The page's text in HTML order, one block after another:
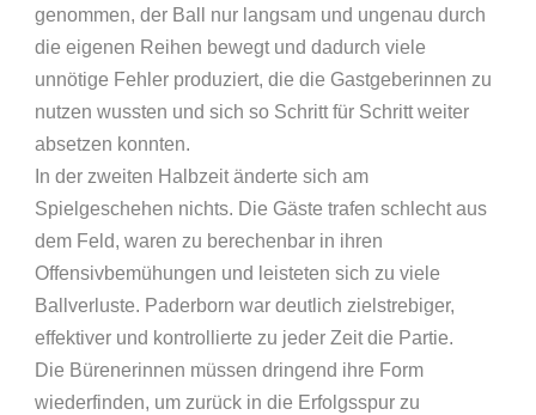
genommen, der Ball nur langsam und ungenau durch
die eigenen Reihen bewegt und dadurch viele
unnötige Fehler produziert, die die Gastgeberinnen zu
nutzen wussten und sich so Schritt für Schritt weiter
absetzen konnten.
In der zweiten Halbzeit änderte sich am
Spielgeschehen nichts. Die Gäste trafen schlecht aus
dem Feld, waren zu berechenbar in ihren
Offensivbemühungen und leisteten sich zu viele
Ballverluste. Paderborn war deutlich zielstrebiger,
effektiver und kontrollierte zu jeder Zeit die Partie.
Die Bürenerinnen müssen dringend ihre Form
wiederfinden, um zurück in die Erfolgsspur zu